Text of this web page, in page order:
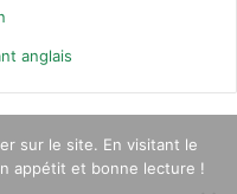
anglais
je ?|Contact|Newsletter
sur le site. En visitant le
appétit et bonne lecture !